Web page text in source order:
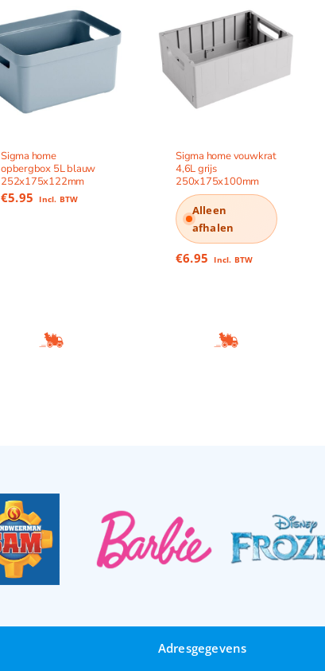
Sigma home
opbergbox 5L blauw
252x175x122mm
€5.95 Incl. BTW
Sigma home vouwkrat
4,6L grijs
250x175x100mm
Alleen
afhalen
€6.95 Incl. BTW
Adresgegevens